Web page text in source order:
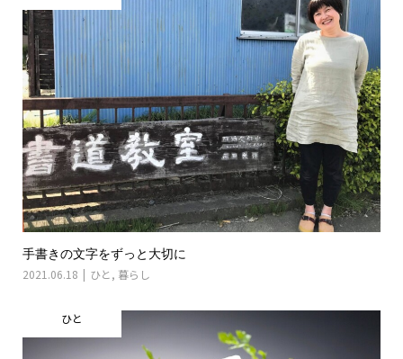
手書きの文字をずっと大切に
2021.06.18 ひと , 暮らし
ひと